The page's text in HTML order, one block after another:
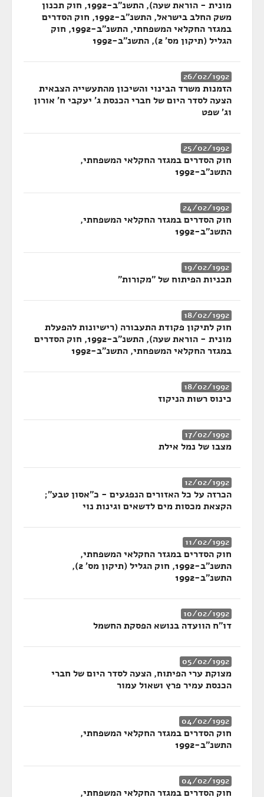
מונית - הוראת שעה), התשנ"ב-1992, חוק תכנון
משק החלב בישראל, התשנ"ב-1992, חוק הסדרים
במגזר החקלאי המשפחתי, התשנ"ב-1992, חוק
הגליל (תיקון מס' 2), התשנ"ב-1992
26/02/1992
הזמנות משרד הבינוי והשיכון מהתעשייה הצבאית
הצעה לסדר היום של חברי הכנסת ג' יעקבי ח' אורון
וג' שפט
25/02/1992
חוק הסדרים במגזר החקלאי המשפחתי,
התשנ"ב-1992
24/02/1992
חוק הסדרים במגזר החקלאי המשפחתי,
התשנ"ב-1992
19/02/1992
תכניות הפיתוח של "מקורות"
18/02/1992
חוק לתיקון פקודת התעבורה (רישיונות להפעלת
מונית - הוראת שעה), התשנ"ב-1992, חוק הסדרים
במגזר החקלאי המשפחתי, התשנ"ב-1992
18/02/1992
כינוס רשות הניקוז
17/02/1992
מצבו של נמל אילת
12/02/1992
הכרזה על כל האזורים הנפגעים - כ"אסון טבע";
הקצאת מכסות מים לדשאים וגינות נוי
11/02/1992
חוק הסדרים במגזר החקלאי המשפחתי,
התשנ"ב-1992, חוק הגליל (תיקון מס' 2),
התשנ"ב-1992
10/02/1992
דו"ח הוועדה בנושא הפסקת החשמל
05/02/1992
מצוקת ערי הפיתוח, הצעה לסדר היום של חברי
הכנסת עמיר פרץ ושאול עמור
04/02/1992
חוק הסדרים במגזר החקלאי המשפחתי,
התשנ"ב-1992
04/02/1992
חוק הסדרים במגזר החקלאי המשפחתי,